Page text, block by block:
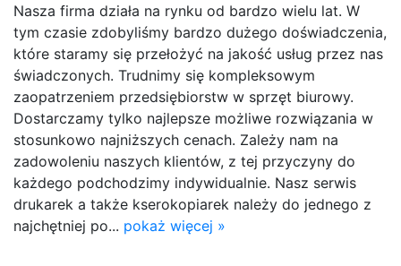
Nasza firma działa na rynku od bardzo wielu lat. W
tym czasie zdobyliśmy bardzo dużego doświadczenia,
które staramy się przełożyć na jakość usług przez nas
świadczonych. Trudnimy się kompleksowym
zaopatrzeniem przedsiębiorstw w sprzęt biurowy.
Dostarczamy tylko najlepsze możliwe rozwiązania w
stosunkowo najniższych cenach. Zależy nam na
zadowoleniu naszych klientów, z tej przyczyny do
każdego podchodzimy indywidualnie. Nasz serwis
drukarek a także kserokopiarek należy do jednego z
najchętniej po... pokaż więcej »